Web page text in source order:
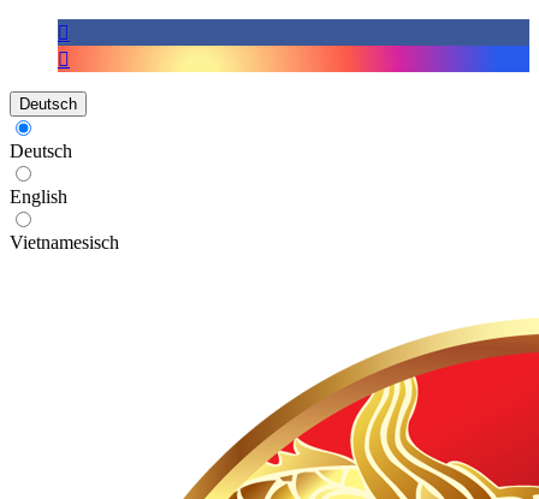
Deutsch
Deutsch
English
Vietnamesisch